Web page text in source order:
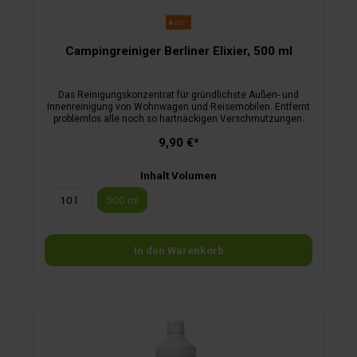
Campingreiniger Berliner Elixier, 500 ml
Das Reinigungskonzentrat für gründlichste Außen- und
Innenreinigung von Wohnwagen und Reisemobilen. Entfernt
problemlos alle noch so hartnäckigen Verschmutzungen.
9,90 €*
Inhalt Volumen
10 l
500 ml
In den Warenkorb